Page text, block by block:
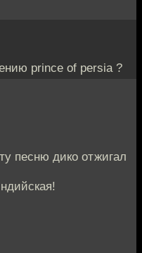
prince of persia ?
песню дико отжигал